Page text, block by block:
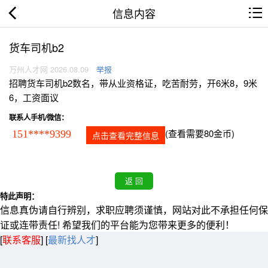
信息内容
货车司机b2
万州人才网 2026.08.09 举报
招聘货车司机b2数名，带从业资格证，吃苦耐劳，开6米8，9米
6，工资面议
联系人手机/微信：
151****9399 点击查看完整信息 (查看需要80金币)
特此声明：
信息真伪请自行辨别，求职应聘须谨慎，网站对此不承担任何保
证或连带责任! 希望我们的平台能为您带来更多的便利！
[联系客服] [最新找人才]